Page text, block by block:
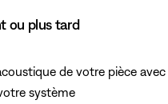
ou plus tard
de votre pièce avec
système